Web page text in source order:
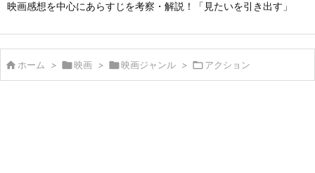
映画感想を中心にあらすじを考察・解説！「見たいを引き出す」サイド
次へ
 ホーム > 映画 > 映画ジャンル > アクション